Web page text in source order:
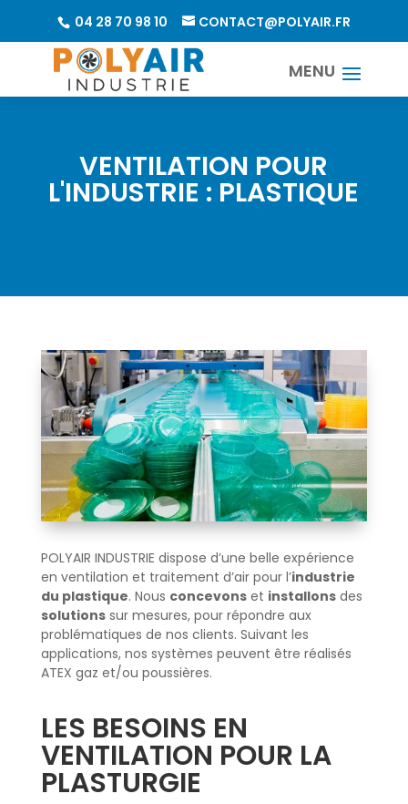
04 28 70 98 10 CONTACT@POLYAIR.FR
VENTILATION POUR
L'INDUSTRIE : PLASTIQUE
POLYAIR INDUSTRIE dispose d’une belle expérience
en ventilation et traitement d’air pour l’industrie
du plastique. Nous concevonset installonsdes
solutionssur mesures, pour répondre aux
problématiques de nos clients. Suivant les
applications, nos systèmes peuvent être réalisés
ATEX gaz et/ou poussières.
LES BESOINS EN
VENTILATION POUR LA
PLASTURGIE